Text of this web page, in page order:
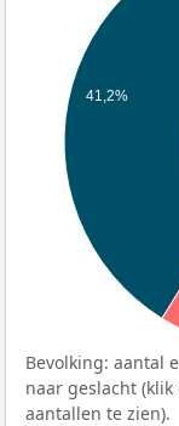
41,2%
Bevolking: aantal
naar geslacht
aantallen te zien).